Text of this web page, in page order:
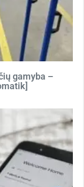
gamyba –